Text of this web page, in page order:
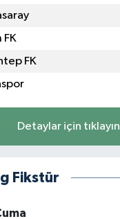
FK
FK
Detaylar için tıklayın
Fikstür